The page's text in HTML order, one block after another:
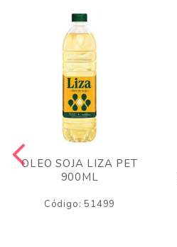
OLEO SOJA LIZA PET
900ML
Código: 51499